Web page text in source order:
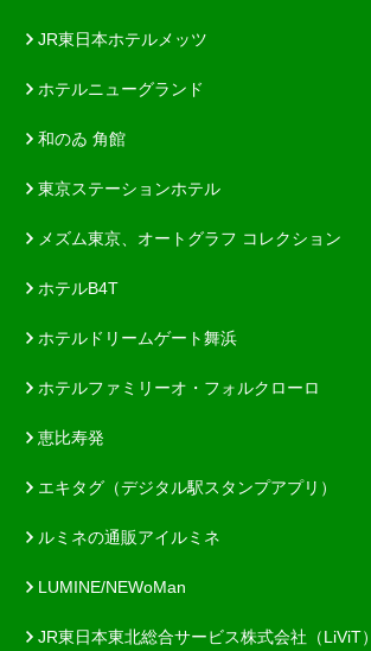
JR東日本ホテルメッツ
ホテルニューグランド
和のゐ 角館
東京ステーションホテル
メズム東京、オートグラフ コレクション
ホテルB4T
ホテルドリームゲート舞浜
ホテルファミリーオ・フォルクローロ
恵比寿発
エキタグ（デジタル駅スタンプアプリ）
ルミネの通販アイルミネ
LUMINE/NEWoMan
JR東日本東北総合サービス株式会社（LiViT）